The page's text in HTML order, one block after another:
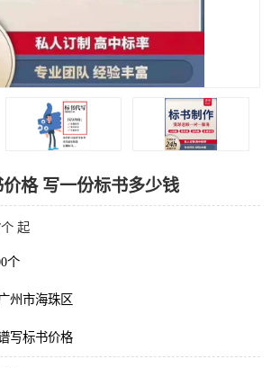
格 写一份标书多少钱
起
个
州市海珠区
写标书价格